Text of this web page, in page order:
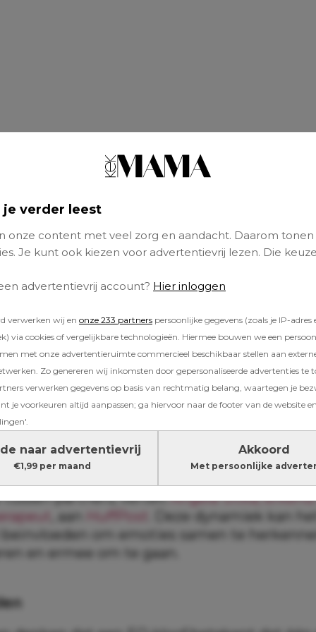
je verder leest
onze content met veel zorg en aandacht. Daarom tonen
Je kunt ook kiezen voor advertentievrij lezen. Die
advertentievrij account? Hier inloggen
verwerken wij en onze 233 partners persoonlijke gegevens (zoals je IP-adres
via cookies of vergelijkbare technologieën. Hiermee bouwen we een
met onze advertentieruimte commercieel beschikbaar stellen aan
Zo genereren wij inkomsten door gepersonaliseerde advertenties te
verwerken gegevens op basis van rechtmatig belang, waartegen je
je voorkeuren altijd aanpassen; ga hiervoor naar de footer van de website
naar advertentievrij
€1,99 per maand
Akkoord
Met persoonlijke
als jij je hart uitstort bij je partner, probeert
wat je voelt, maar niet meer terug krijgt
een gesloten gezicht en weinig tot geen
jouw emoties regelmatig wegwuift, kan dat
een lage EQ (emotioneel quotiënt) heeft,
intelligentie.
relatie
in relaties verwijst naar een verschil in
tussen partners, verteltAngela Sitka,
, aan
. Deze dynamiek kan
beïnvloeden om emoties samen te
en ermee om te gaan.